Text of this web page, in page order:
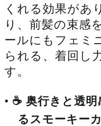
くれる効果があ
り、前髪の束感
ールにもフェミ
られる、着回し
す。
• ☕️ 奥行きと透
るスモーキー